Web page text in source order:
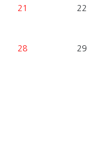
21 22
28 29